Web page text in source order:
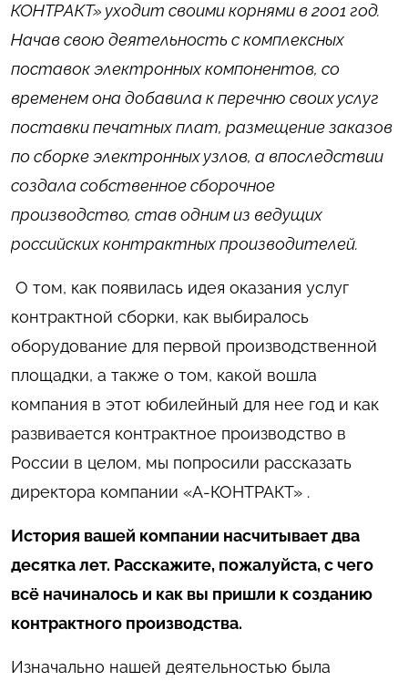
КОНТРАКТ» уходит своими корнями в 2001 год.
Начав свою деятельность c комплексных
поставок электронных компонентов, со
временем она добавила к перечню своих услуг
поставки печатных плат, размещение заказов
по сборке электронных узлов, а впоследствии
создала собственное сборочное
производство, став одним из ведущих
российских контрактных производителей.
О том, как появилась идея оказания услуг
контрактной сборки, как выбиралось
оборудование для первой производственной
площадки, а также о том, какой вошла
компания в этот юбилейный для нее год и как
развивается контрактное производство в
России в целом, мы попросили рассказать
директора компании «А-КОНТРАКТ» .
История вашей компании насчитывает два
десятка лет. Расскажите, пожалуйста, с чего
всё начиналось и как вы пришли к созданию
контрактного производства.
Изначально нашей деятельностью была